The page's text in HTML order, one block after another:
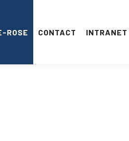
ROSE CONTACT INTRANET